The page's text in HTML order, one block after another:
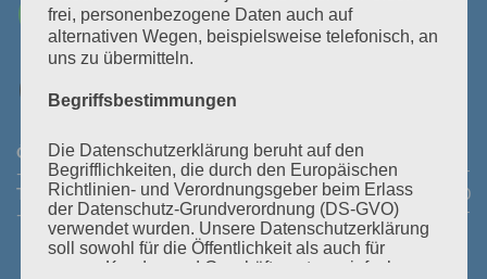
Öffnungszeiten Abhollager: Montag bis Donnerstag:
- 11:30 Uhr und 14:00 - 16:45 UhrFreitag:08:30 - 13:30 Uhr
Telefonische Erreichbarkeit:Montag bis Donnerstag:
08:00
- 12:00 Uhr und 13:30 - 18:00 UhrFreitag:08:00 - 14:00 Uhr
frei, personenbezogene Daten auch auf
alternativen Wegen, beispielsweise telefonisch, an
uns zu übermitteln.
Begriffsbestimmungen
Die Datenschutzerklärung beruht auf den
Begrifflichkeiten, die durch den Europäischen
Richtlinien- und Verordnungsgeber beim Erlass
der Datenschutz-Grundverordnung (DS-GVO)
verwendet wurden. Unsere Datenschutzerklärung
soll sowohl für die Öffentlichkeit als auch für
unsere Kunden und Geschäftspartner einfach